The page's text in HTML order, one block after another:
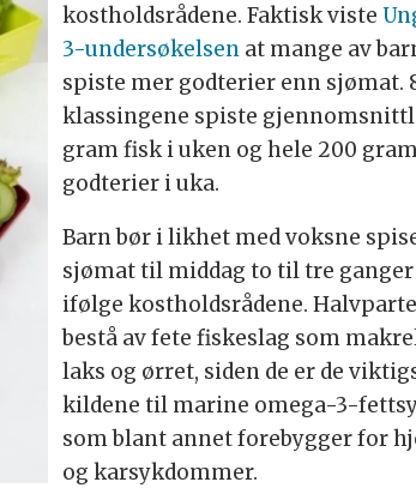
kostholdsrådene. Faktisk viste
3-undersøkelsen at mange av
spiste mer godterier enn sjømat.
klassingene spiste
gram fisk i uken og hele 200
godterier i uka.
Barn bør i likhet med voksne
sjømat til middag to til tre ganger
ifølge kostholdsrådene.
bestå av fete fiskeslag som
laks og ørret, siden de er de
kildene til marine omega-3-
som blant annet forebygger for
og karsykdommer.